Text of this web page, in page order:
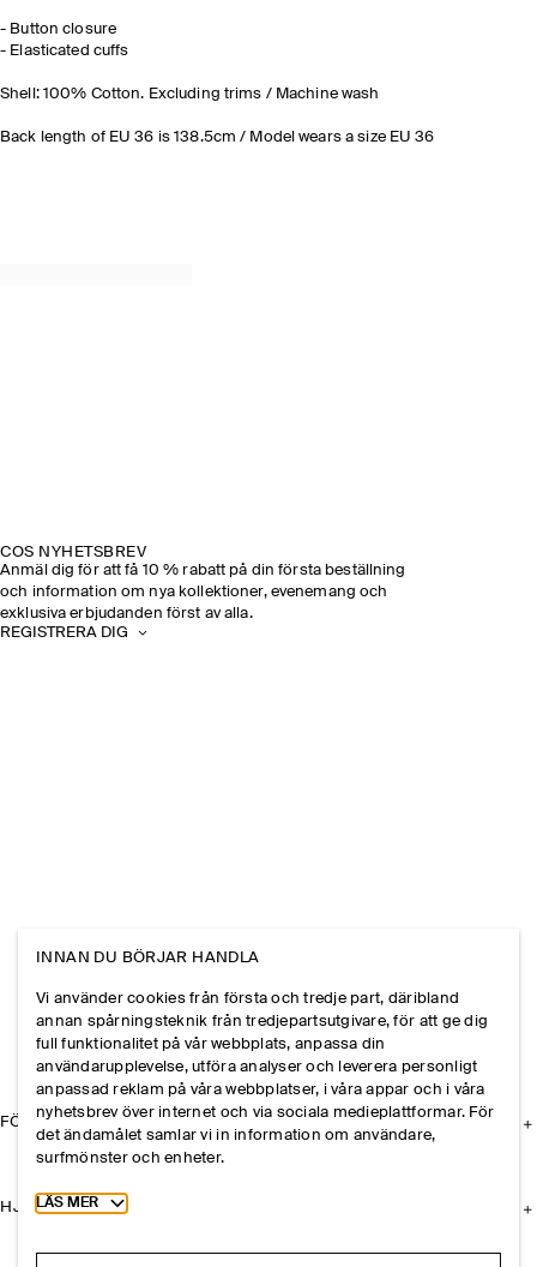
- Button closure
- Elasticated cuffs
Shell: 100% Cotton. Excluding trims / Machine wash
Back length of EU 36 is 138.5cm / Model wears a size EU 36
COS NYHETSBREV
Anmäl dig för att få 10 % rabatt på din första beställning
och information om nya kollektioner, evenemang och
exklusiva erbjudanden först av alla.
REGISTRERA DIG
FÖRETAGET
HJÄLP
INNAN DU BÖRJAR HANDLA
Vi använder cookies från första och tredje part, däribland
annan spårningsteknik från tredjepartsutgivare, för att ge dig
full funktionalitet på vår webbplats, anpassa din
användarupplevelse, utföra analyser och leverera personligt
anpassad reklam på våra webbplatser, i våra appar och i våra
nyhetsbrev över internet och via sociala medieplattformar. För
det ändamålet samlar vi in information om användare,
surfmönster och enheter.
Toggle more cookie information
LÄS MER